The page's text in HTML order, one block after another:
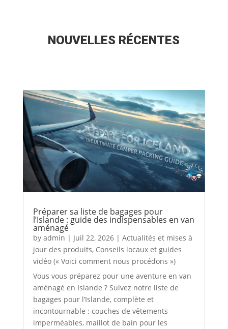
NOUVELLES RÉCENTES
Préparer sa liste de bagages pour
l’Islande : guide des indispensables en van
aménagé
by admin | Juil 22, 2026| Actualités et mises à
jour des produits, Conseils locaux et guides
vidéo (« Voici comment nous procédons »)
Vous vous préparez pour une aventure en van
aménagé en Islande ? Suivez notre liste de
bagages pour l’Islande, complète et
incontournable : couches de vêtements
imperméables, maillot de bain pour les